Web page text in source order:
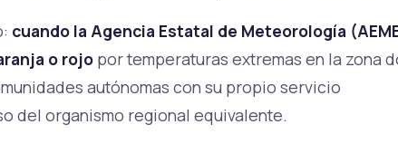
cuando la Agencia Estatal de Meteorología
o rojo por temperaturas extremas en la zona
autónomas con su propio servicio
del organismo regional equivalente.